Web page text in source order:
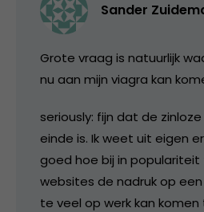
Sander
Grote vraag is natuurlijk
nu aan mijn viagra kan
seriously: fijn dat de
einde is. Ik weet uit eigen
goed hoe bij in
websites de nadruk op
te veel op werk kan